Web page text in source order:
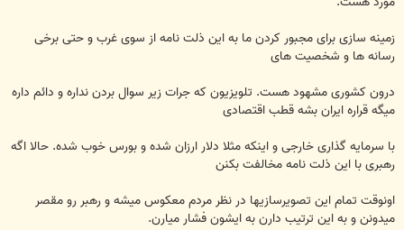
زمینه سازی برای مجبور کردن ما به این ذلت نامه از سوی غرب و حتی برخی
رسانه ها و شخصیت های
درون کشوری مشهود هست. تلویزیون که جرات زیر سوال بردن نداره و دائم داره
میگه قراره ایران بشه قطب اقتصادی
با سرمایه گذاری خارجی و اینکه مثلا دلار ارزان شده و بورس خوب شده. حالا اگه
رهبری با این ذلت نامه مخالفت بکنن
اونوقت تمام این تصویرسازیها در نظر مردم معکوس میشه و رهبر رو مقصر
میدونن و به این ترتیب دارن به ایشون فشار میارن.